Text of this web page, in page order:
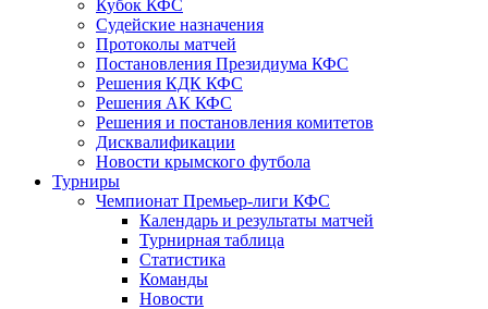
Кубок КФС
Судейские назначения
Протоколы матчей
Постановления Президиума КФС
Решения КДК КФС
Решения АК КФС
Решения и постановления комитетов
Дисквалификации
Новости крымского футбола
Турниры
Чемпионат Премьер-лиги КФС
Календарь и результаты матчей
Турнирная таблица
Статистика
Команды
Новости